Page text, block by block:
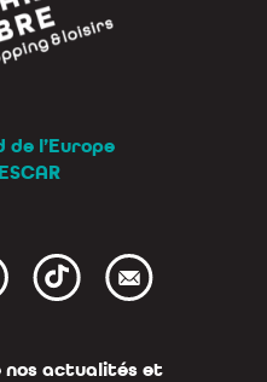
de l’Europe
nos actualités et